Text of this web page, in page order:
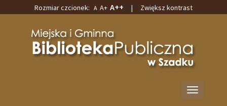
wyszukiwarki
Rozmiar czcionek: A A+ A++ | Zwiększ kontrast
w
Szadku
Przełącz
nawigację